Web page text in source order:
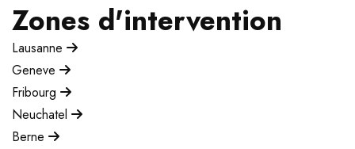
Zones d'intervention
Lausanne
Geneve
Fribourg
Neuchatel
Berne